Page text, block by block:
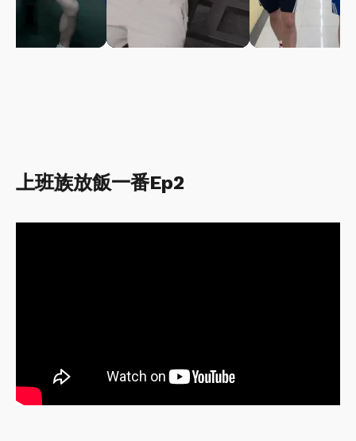
上班族放飯一番Ep2